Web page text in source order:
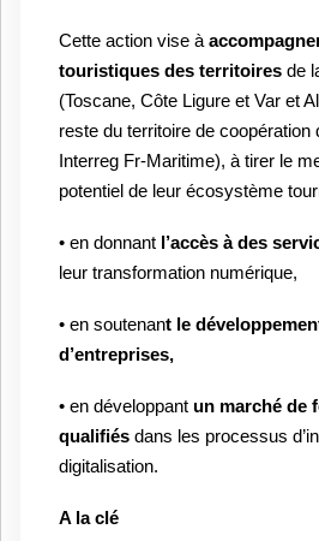
Cette action vise à
touristiques des territoires de
(Toscane, Côte Ligure et Var et
reste du territoire de coopération
Interreg Fr-Maritime), à tirer le
potentiel de leur écosystème
• en donnant l’accès à des
leur transformation numérique,
• en soutenant le
d’entreprises,
• en développant un marché de
qualifiés dans les processus
digitalisation.
A la clé